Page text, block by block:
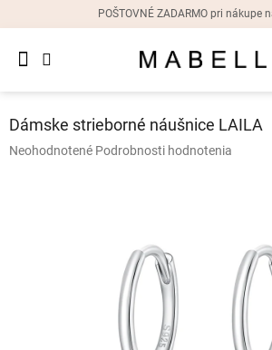
POŠTOVNÉ ZADARMO pri nákupe
Dámske
náušnice
Dámske strieborné náušnice LAILA
Priemerné
Neohodnotené Podrobnosti hodnotenia